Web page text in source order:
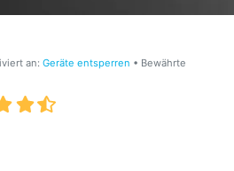
an: Geräte entsperren • Bewährte